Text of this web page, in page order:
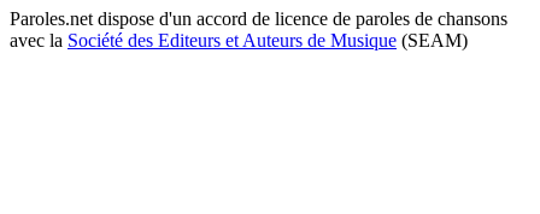
Paroles.net dispose d'un accord de licence de paroles de chansons
avec la Société des Editeurs et Auteurs de Musique (SEAM)